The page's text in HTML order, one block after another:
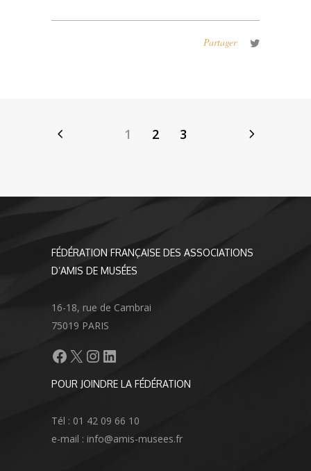
Partager
1 2 3
FÉDÉRATION FRANÇAISE DES ASSOCIATIONS
D’AMIS DE MUSÉES
16-18, rue de Cambrai
75019 PARIS
Facebook
X Instagram
LinkedIn
POUR JOINDRE LA FÉDÉRATION
Tél : 01 42 09 66 10
e-mail : info@amis-musees.fr